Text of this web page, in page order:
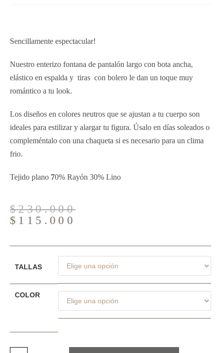
Sencillamente espectacular!
Nuestro enterizo fontana de pantalón largo con bota ancha,
elástico en espalda y tiras con bolero le dan un toque muy
romántico a tu look.
Los diseños en colores neutros que se ajustan a tu cuerpo son
ideales para estilizar y alargar tu figura. Úsalo en días soleados o
compleméntalo con una chaqueta si es necesario para un clima
frio.
Tejido plano 70% Rayón 30% Lino
$230.000
$ 115.000
TALLAS
COLOR